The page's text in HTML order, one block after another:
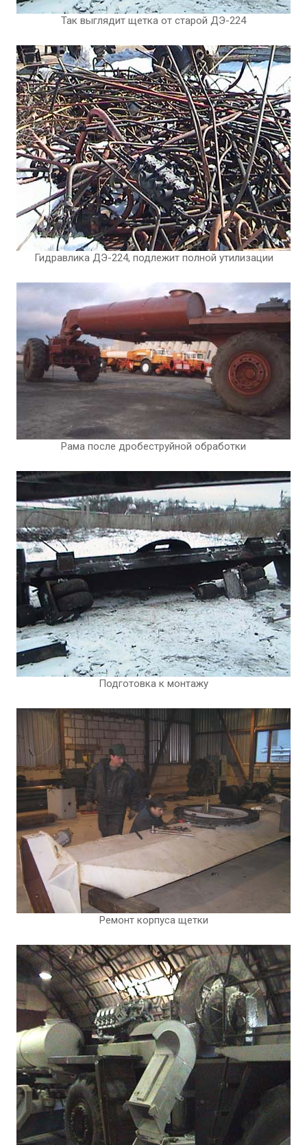
Так выглядит щетка от старой ДЭ-224
Гидравлика ДЭ-224, подлежит полной утилизации
Рама после дробеструйной обработки
Подготовка к монтажу
Ремонт корпуса щетки